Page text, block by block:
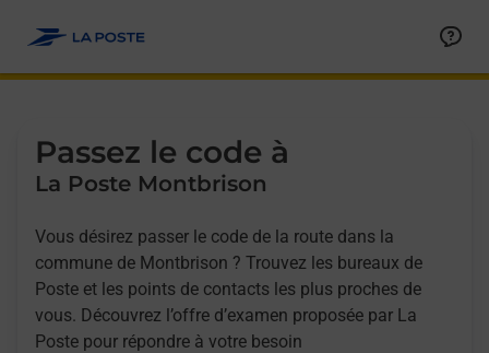
Passez le code à
La Poste Montbrison
Vous désirez passer le code de la route dans la
commune de Montbrison ? Trouvez les bureaux de
Poste et les points de contacts les plus proches de
vous. Découvrez l’offre d’examen proposée par La
Poste pour répondre à votre besoin